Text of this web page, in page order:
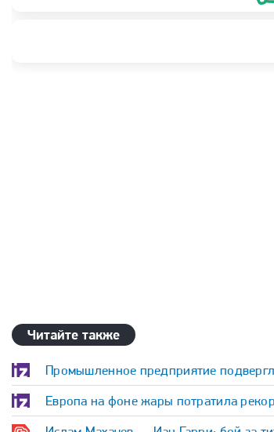
Читайте также
Промышленное предприятие
Европа на фоне жары потратила